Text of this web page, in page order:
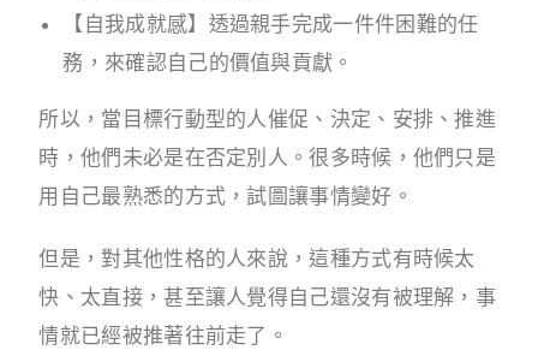
【自我成就感】透過親手完成一件件困難的任
務，來確認自己的價值與貢獻。
所以，當目標行動型的人催促、決定、安排、推進
時，他們未必是在否定別人。很多時候，他們只是
用自己最熟悉的方式，試圖讓事情變好。
但是，對其他性格的人來說，這種方式有時候太
快、太直接，甚至讓人覺得自己還沒有被理解，事
情就已經被推著往前走了。